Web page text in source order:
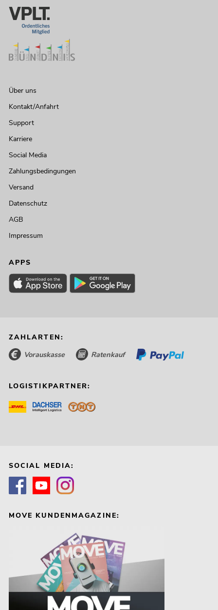
Über uns
Kontakt/Anfahrt
Support
Karriere
Social Media
Zahlungsbedingungen
Versand
Datenschutz
AGB
Impressum
APPS
ZAHLARTEN:
Vorauskasse Ratenkauf
LOGISTIKPARTNER:
SOCIAL MEDIA:
MOVE KUNDENMAGAZINE: